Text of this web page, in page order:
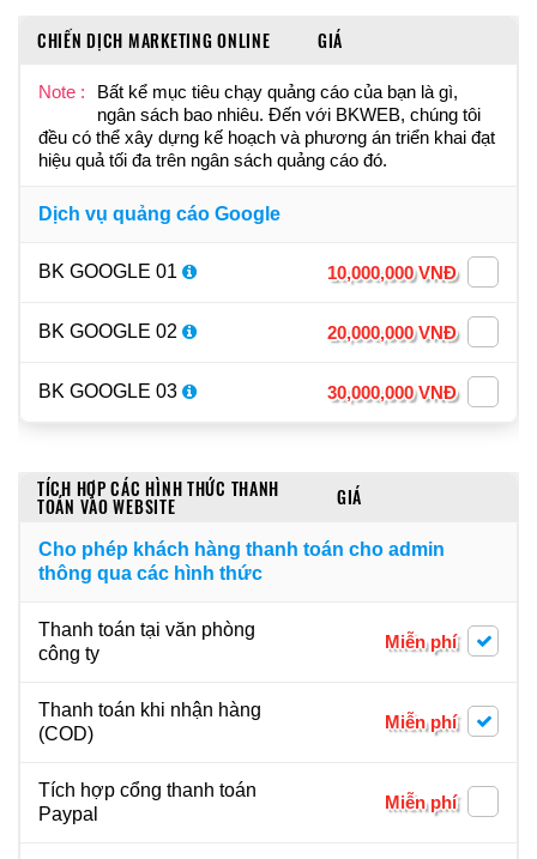
CHIẾN DỊCH MARKETING ONLINE GIÁ
Note :
Bất kể mục tiêu chạy quảng cáo của bạn là gì,
ngân sách bao nhiêu. Đến với BKWEB, chúng tôi
đều có thể xây dựng kế hoạch và phương án triển khai đạt
hiệu quả tối đa trên ngân sách quảng cáo đó.
Dịch vụ quảng cáo Google
BK GOOGLE 01 10,000,000 VNĐ
BK GOOGLE 02 20,000,000 VNĐ
BK GOOGLE 03 30,000,000 VNĐ
TÍCH HỢP CÁC HÌNH THỨC THANH
TOÁN VÀO WEBSITE GIÁ
Cho phép khách hàng thanh toán cho admin
thông qua các hình thức
Thanh toán tại văn phòng
công ty
Miễn phí
Thanh toán khi nhận hàng
(COD)
Miễn phí
Tích hợp cổng thanh toán
Paypal
Miễn phí